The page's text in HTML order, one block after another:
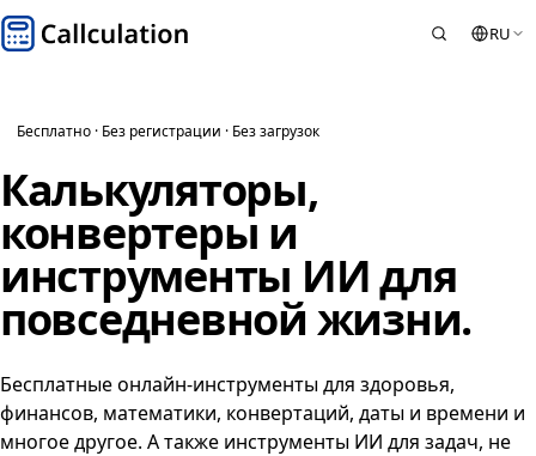
RU
Бесплатно · Без регистрации · Без загрузок
Калькуляторы,
конвертеры и
инструменты ИИдля
повседневной жизни.
Бесплатные онлайн-инструменты для здоровья,
финансов, математики, конвертаций, даты и времени и
многое другое. А также инструменты ИИ для задач, не